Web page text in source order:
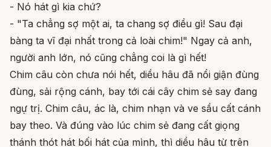
- Nó hát gì kia chứ?
- "Ta chẳng sợ một ai, ta chang sợ điều gì! Sau đại
bàng ta vĩ đại nhất trong cả loài chim!" Ngay cả anh,
người anh lớn, nó cũng chẳng coi là gì hết!
Chim câu còn chưa nói hết, diều hâu đã nổi giận đùng
đùng, sải rộng cánh, bay tới cái cây chim sẻ say đang
ngự trị. Chim câu, ác là, chim nhạn và ve sầu cất cánh
bay theo. Và đúng vào lúc chim sẻ đang cất giọng
thánh thót hát bối hát của mình, thì diều hâu từ trên